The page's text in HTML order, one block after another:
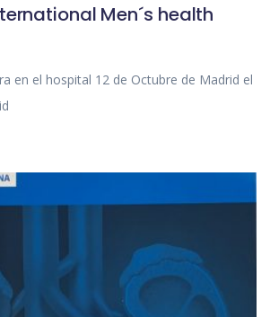
Men´s health
en el hospital 12 de Octubre de Madrid el